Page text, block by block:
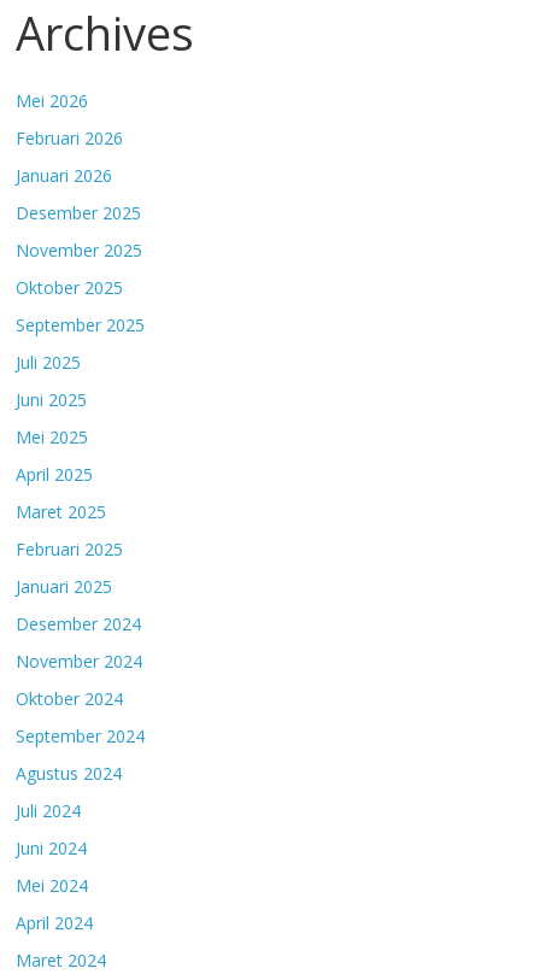
Archives
Mei 2026
Februari 2026
Januari 2026
Desember 2025
November 2025
Oktober 2025
September 2025
Juli 2025
Juni 2025
Mei 2025
April 2025
Maret 2025
Februari 2025
Januari 2025
Desember 2024
November 2024
Oktober 2024
September 2024
Agustus 2024
Juli 2024
Juni 2024
Mei 2024
April 2024
Maret 2024